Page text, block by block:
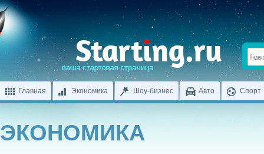
Главная Экономика Шоу-бизнес Авто Спорт
ЭКОНОМИКА